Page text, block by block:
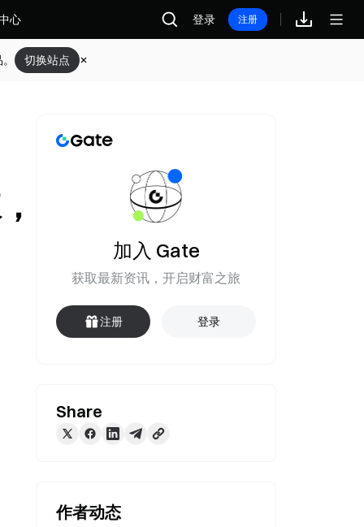
心 登录 注册
切换站点
加入 Gate
获取最新资讯，开启财富之旅
注册 登录
Share
作者动态